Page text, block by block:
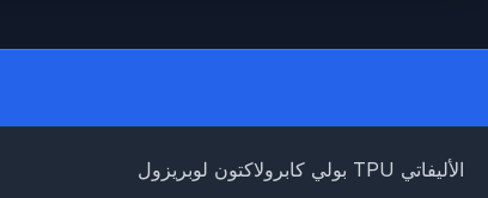
بولي كابرولاكتون لوبريزول TPU الأليفاتي